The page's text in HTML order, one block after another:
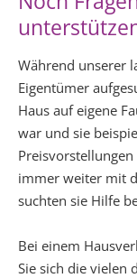
Während unserer
Eigentümer
Haus auf eigene
war und sie
immer weiter mit
suchten sie Hilfe
Bei einem
Sie sich die vielen